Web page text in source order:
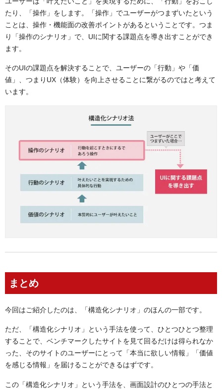
たり、「操作」をします。「操作」でユーザーがつまずいたという
ことは、操作・機能面の改善ポイントがあるということです。つま
り「操作のシナリオ」で、UIに関する課題点を導き出すことができ
ます。
そのUIの課題点を解決することで、ユーザーの「行動」や「価
値」、つまりUX（体験）を向上させることに繋がるのではと考えて
います。
まとめ
今回はご紹介したのは、「構造化シナリオ」のほんの一部です。
ただ、「構造化シナリオ」という手法を使って、ひとつひとつ整理
することで、ベンチマークしたサイトを見て回るだけは得られなか
った、そのサイトのユーザーにとって「本当に欲しい情報」「価値
を感じる情報」を届けることができるはずです。
この「構造化シナリオ」という手法を、画面設計のひとつの手法と